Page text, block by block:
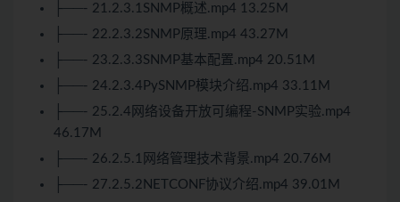
├──- 21.2.3.1SNMP概述.mp4 13.25M
├──- 22.2.3.2SNMP原理.mp4 43.27M
├──- 23.2.3.3SNMP基本配置.mp4 20.51M
├──- 24.2.3.4PySNMP模块介绍.mp4 33.11M
├──- 25.2.4网络设备开放可编程-SNMP实验.mp4
46.17M
├──- 26.2.5.1网络管理技术背景.mp4 20.76M
├──- 27.2.5.2NETCONF协议介绍.mp4 39.01M